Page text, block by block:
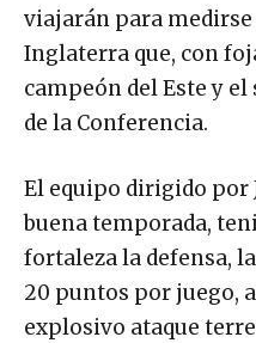
viajarán para medirse
Inglaterra que, con
campeón del Este y
de la Conferencia.
El equipo dirigido por
buena temporada,
fortaleza la defensa,
20 puntos por juego,
explosivo ataque